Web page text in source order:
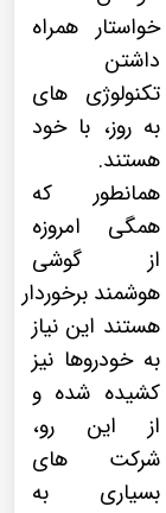
خواستار همراه
داشتن
تکنولوژی های
به روز، با خود
هستند.
همانطور که
همگی امروزه
از گوشی
هوشمند برخوردار
هستند این نیاز
به خودروها نیز
کشیده شده و
از این رو،
شرکت های
بسیاری به